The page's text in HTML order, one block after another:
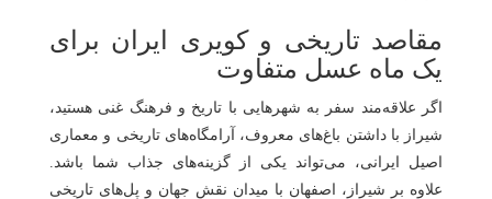
مقاصد تاریخی و کویری ایران برای
یک ماه عسل متفاوت
اگر علاقه‌مند سفر به شهرهایی با تاریخ و فرهنگ غنی هستید،
شیراز با داشتن باغ‌های معروف، آرامگاه‌های تاریخی و معماری
اصیل ایرانی، می‌تواند یکی از گزینه‌های جذاب شما باشد.
علاوه بر شیراز، اصفهان با میدان نقش‌ جهان و پل‌های تاریخی‌